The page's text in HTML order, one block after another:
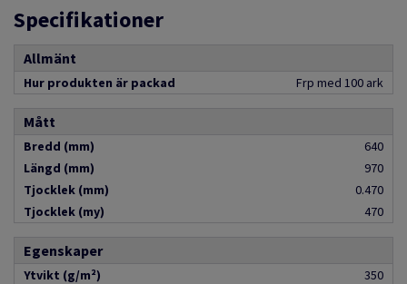
Specifikationer
Allmänt
Hur produkten är packad Frp med 100 ark
Mått
Bredd (mm)
640
Längd (mm)
970
Tjocklek (mm)
0.470
Tjocklek (my)
470
Egenskaper
Ytvikt (g/m²)
350